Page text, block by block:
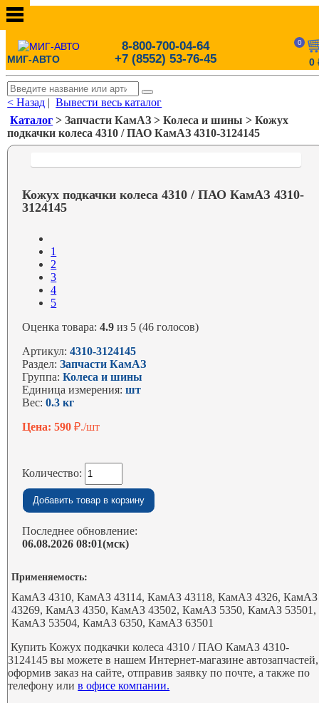
МИГ-АВТО
8-800-700-04-64
+7 (8552) 53-76-45
0
0
< Назад |Вывести весь каталог
Каталог > Запчасти КамАЗ > Колеса и шины > Кожух
подкачки колеса 4310 / ПАО КамАЗ 4310-3124145
Кожух подкачки колеса 4310 / ПАО КамАЗ 4310-
3124145
1
2
3
4
5
Оценка товара:4.9 из 5 (46 голосов)
Артикул:4310-3124145
Раздел:Запчасти КамАЗ
Группа:Колеса и шины
Единица измерения:шт
Вес:0.3 кг
Цена: 590₽./шт
Количество:
Последнее обновление:
06.08.2026 08:01(мск)
Применяемость:
КамАЗ 4310, КамАЗ 43114, КамАЗ 43118, КамАЗ 4326, КамАЗ
43269, КамАЗ 4350, КамАЗ 43502, КамАЗ 5350, КамАЗ 53501,
КамАЗ 53504, КамАЗ 6350, КамАЗ 63501
Купить Кожух подкачки колеса 4310 / ПАО КамАЗ 4310-
3124145 вы можете в нашем Интернет-магазине автозапчастей,
оформив заказ на сайте, отправив заявку по почте, а также по
телефону илив офисе компании.